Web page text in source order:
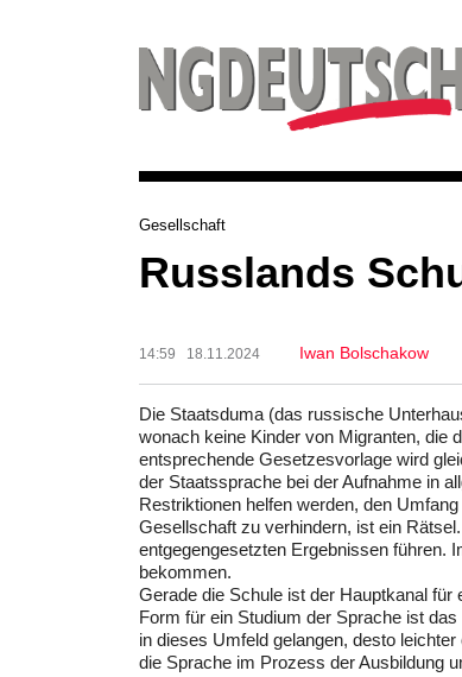
Gesellschaft
Russlands
14:59 18.11.2024 Iwan Bolschakow
Die Staatsduma (das russische
wonach keine Kinder von Migranten, die
entsprechende Gesetzesvorlage wird
der Staatssprache bei der Aufnahme in
Restriktionen helfen werden, den
Gesellschaft zu verhindern, ist ein
entgegengesetzten Ergebnissen führen.
bekommen.
Gerade die Schule ist der Hauptkanal
Form für ein Studium der Sprache ist
in dieses Umfeld gelangen, desto
die Sprache im Prozess der Ausbildung